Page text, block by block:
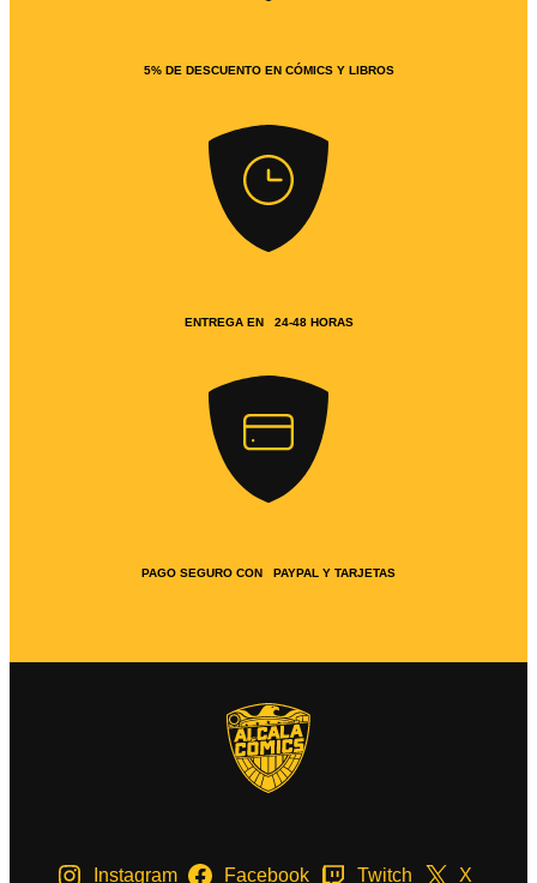
5% DE DESCUENTO EN CÓMICS Y LIBROS
ENTREGA EN 24-48 HORAS
PAGO SEGURO CON PAYPAL Y TARJETAS
Instagram Facebook Twitch X